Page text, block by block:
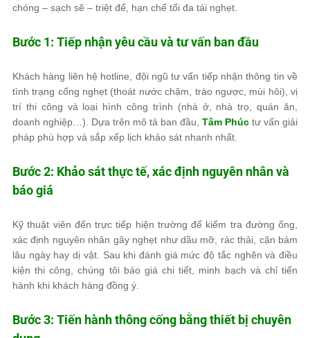
chóng – sạch sẽ – triệt để, hạn chế tối đa tái nghẹt.
Bước 1: Tiếp nhận yêu cầu và tư vấn ban đầu
Khách hàng liên hệ hotline, đội ngũ tư vấn tiếp nhận thông tin về
tình trạng cống nghẹt (thoát nước chậm, trào ngược, mùi hôi), vị
trí thi công và loại hình công trình (nhà ở, nhà trọ, quán ăn,
doanh nghiệp…). Dựa trên mô tả ban đầu, Tâm Phúc tư vấn giải
pháp phù hợp và sắp xếp lịch khảo sát nhanh nhất.
Bước 2: Khảo sát thực tế, xác định nguyên nhân và
báo giá
Kỹ thuật viên đến trực tiếp hiện trường để kiểm tra đường ống,
xác định nguyên nhân gây nghẹt như dầu mỡ, rác thải, cặn bám
lâu ngày hay dị vật. Sau khi đánh giá mức độ tắc nghẽn và điều
kiện thi công, chúng tôi báo giá chi tiết, minh bạch và chỉ tiến
hành khi khách hàng đồng ý.
Bước 3: Tiến hành thông cống bằng thiết bị chuyên